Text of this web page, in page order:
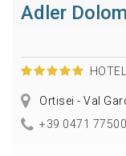
Adler
HOTEL
Ortisei - Val
+39 0471